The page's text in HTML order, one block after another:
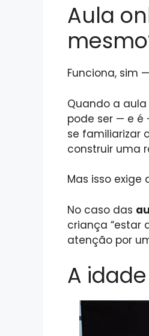
Aula
Funciona, sim
Quando a
pode ser — e é
se familiarizar
construir uma
Mas isso
No caso das
criança “estar
atenção por
A